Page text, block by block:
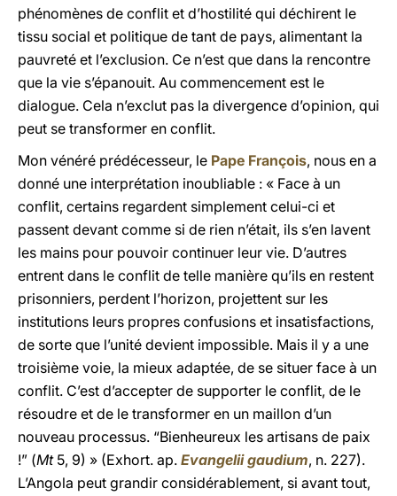
phénomènes de conflit et d’hostilité qui déchirent le
tissu social et politique de tant de pays, alimentant la
pauvreté et l’exclusion. Ce n’est que dans la rencontre
que la vie s’épanouit. Au commencement est le
dialogue. Cela n’exclut pas la divergence d’opinion, qui
peut se transformer en conflit.
Mon vénéré prédécesseur, le Pape François, nous en a
donné une interprétation inoubliable : « Face à un
conflit, certains regardent simplement celui-ci et
passent devant comme si de rien n’était, ils s’en lavent
les mains pour pouvoir continuer leur vie. D’autres
entrent dans le conflit de telle manière qu’ils en restent
prisonniers, perdent l’horizon, projettent sur les
institutions leurs propres confusions et insatisfactions,
de sorte que l’unité devient impossible. Mais il y a une
troisième voie, la mieux adaptée, de se situer face à un
conflit. C’est d’accepter de supporter le conflit, de le
résoudre et de le transformer en un maillon d’un
nouveau processus. “Bienheureux les artisans de paix
!” (Mt5, 9) » (Exhort. ap. Evangelii gaudium, n. 227).
L’Angola peut grandir considérablement, si avant tout,